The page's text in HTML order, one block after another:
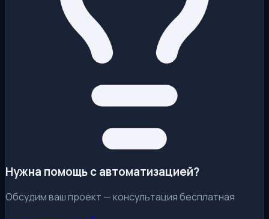
Нужна помощь с автоматизацией?
Обсудим ваш проект — консультация бесплатная